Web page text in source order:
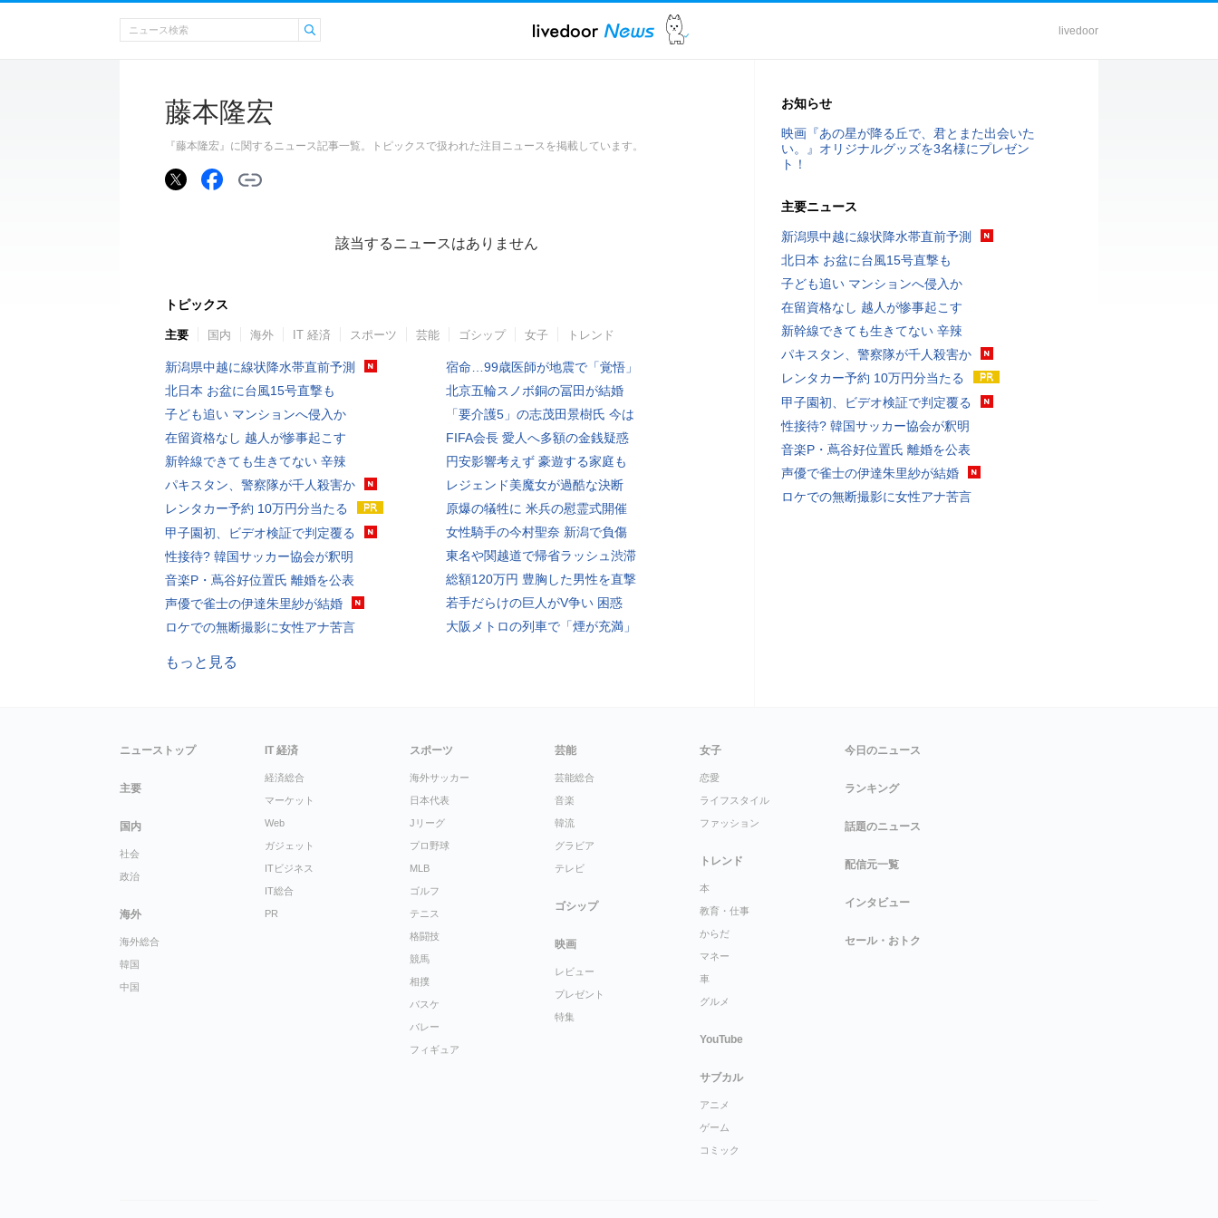
livedoor
藤本隆宏
『藤本隆宏』に関するニュース記事一覧。トピックスで扱われた注目ニュースを掲載しています。
該当するニュースはありません
トピックス
主要 国内 海外 IT 経済 スポーツ 芸能 ゴシップ 女子 トレンド
新潟県中越に線状降水帯直前予測
北日本 お盆に台風15号直撃も
子ども追い マンションへ侵入か
在留資格なし 越人が惨事起こす
新幹線できても生きてない 辛辣
パキスタン、警察隊が千人殺害か
レンタカー予約 10万円分当たる
甲子園初、ビデオ検証で判定覆る
性接待? 韓国サッカー協会が釈明
音楽P・蔦谷好位置氏 離婚を公表
声優で雀士の伊達朱里紗が結婚
ロケでの無断撮影に女性アナ苦言
宿命…99歳医師が地震で「覚悟」
北京五輪スノボ銅の冨田が結婚
「要介護5」の志茂田景樹氏 今は
FIFA会長 愛人へ多額の金銭疑惑
円安影響考えず 豪遊する家庭も
レジェンド美魔女が過酷な決断
原爆の犠牲に 米兵の慰霊式開催
女性騎手の今村聖奈 新潟で負傷
東名や関越道で帰省ラッシュ渋滞
総額120万円 豊胸した男性を直撃
若手だらけの巨人がV争い 困惑
大阪メトロの列車で「煙が充満」
もっと見る
お知らせ
映画『あの星が降る丘で、君とまた出会いた
い。』オリジナルグッズを3名様にプレゼン
ト！
主要ニュース
新潟県中越に線状降水帯直前予測
北日本 お盆に台風15号直撃も
子ども追い マンションへ侵入か
在留資格なし 越人が惨事起こす
新幹線できても生きてない 辛辣
パキスタン、警察隊が千人殺害か
レンタカー予約 10万円分当たる
甲子園初、ビデオ検証で判定覆る
性接待? 韓国サッカー協会が釈明
音楽P・蔦谷好位置氏 離婚を公表
声優で雀士の伊達朱里紗が結婚
ロケでの無断撮影に女性アナ苦言
ニューストップ
主要
国内
社会
政治
海外
海外総合
韓国
中国
IT 経済
経済総合
マーケット
Web
ガジェット
ITビジネス
IT総合
PR
スポーツ
海外サッカー
日本代表
Jリーグ
プロ野球
MLB
ゴルフ
テニス
格闘技
競馬
相撲
バスケ
バレー
フィギュア
芸能
芸能総合
音楽
韓流
グラビア
テレビ
ゴシップ
映画
レビュー
プレゼント
特集
女子
恋愛
ライフスタイル
ファッション
トレンド
本
教育・仕事
からだ
マネー
車
グルメ
YouTube
サブカル
アニメ
ゲーム
コミック
今日のニュース
ランキング
話題のニュース
配信元一覧
インタビュー
セール・おトク